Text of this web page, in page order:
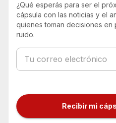
¿Qué esperás para ser el
cápsula con las noticias y el
quienes toman decisiones en
ruido.
Recibir mi